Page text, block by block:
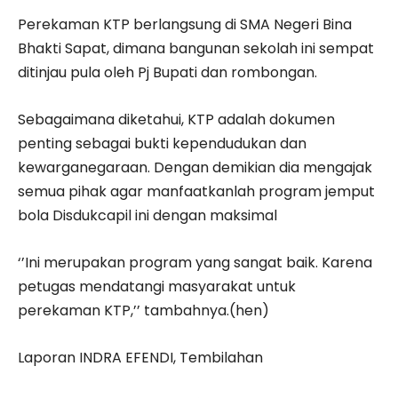
Perekaman KTP berlangsung di SMA Negeri Bina
Bhakti Sapat, dimana bangunan sekolah ini sempat
ditinjau pula oleh Pj Bupati dan rombongan.
Sebagaimana diketahui, KTP adalah dokumen
penting sebagai bukti kependudukan dan
kewarganegaraan. Dengan demikian dia mengajak
semua pihak agar manfaatkanlah program jemput
bola Disdukcapil ini dengan maksimal
‘’Ini merupakan program yang sangat baik. Karena
petugas mendatangi masyarakat untuk
perekaman KTP,’’ tambahnya.(hen)
Laporan INDRA EFENDI, Tembilahan